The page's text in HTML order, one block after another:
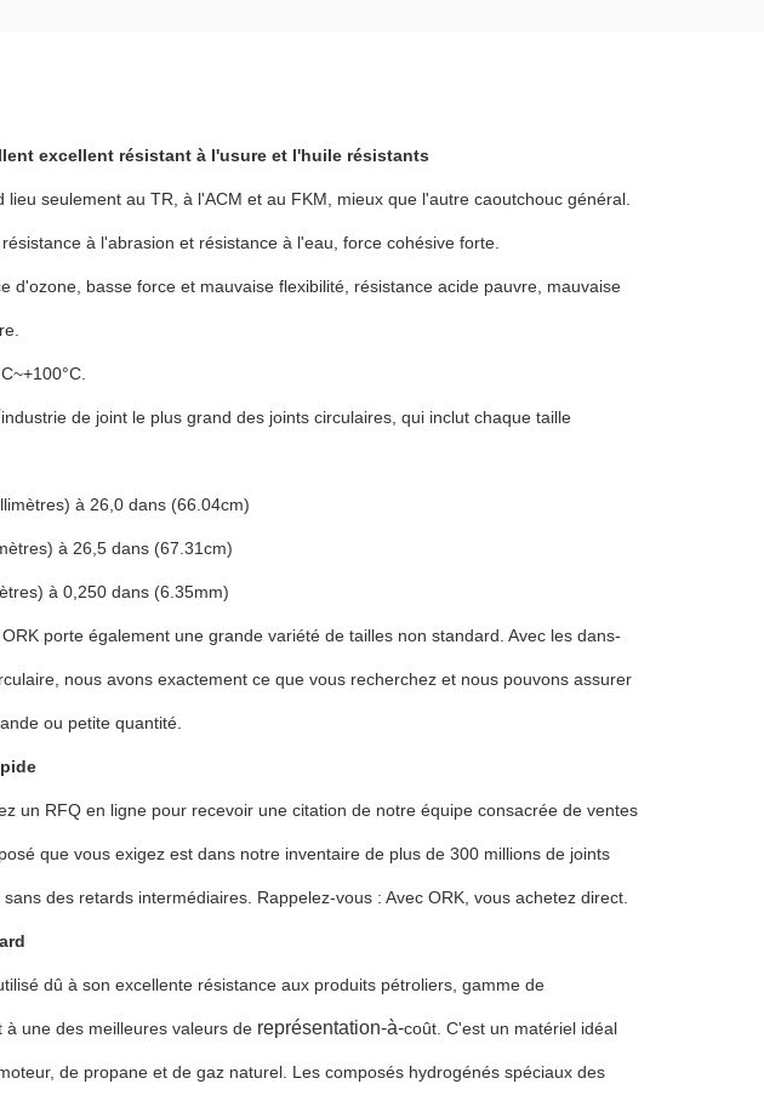
excellent résistant à l'usure et l'huile résistants
seulement au TR, à l'ACM et au FKM, mieux que l'autre caoutchouc général.
à l'abrasion et résistance à l'eau, force cohésive forte.
d'ozone, basse force et mauvaise flexibilité, résistance acide pauvre, mauvaise
industrie de joint le plus grand des joints circulaires, qui inclut chaque taille
à 26,0 dans (66.04cm)
à 26,5 dans (67.31cm)
à 0,250 dans (6.35mm)
porte également une grande variété de tailles non standard. Avec les dans-
nous avons exactement ce que vous recherchez et nous pouvons assurer
ou petite quantité.
un RFQ en ligne pour recevoir une citation de notre équipe consacrée de ventes
que vous exigez est dans notre inventaire de plus de 300 millions de joints
des retards intermédiaires. Rappelez-vous : Avec ORK, vous achetez direct.
dû à son excellente résistance aux produits pétroliers, gamme de
une des meilleures valeurs de représentation-à-coût. C'est un matériel idéal
de propane et de gaz naturel. Les composés hydrogénés spéciaux des